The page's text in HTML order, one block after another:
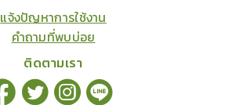
แจ้งปัญหาการใช้งาน
คำถามที่พบบ่อย
ติดตามเรา